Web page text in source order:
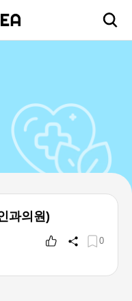
과의원)
0